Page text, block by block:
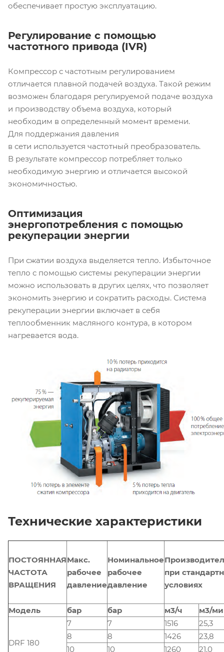
обеспечивает простую эксплуатацию.
Регулирование с помощью
частотного привода (IVR)
Компрессор с частотным регулированием
отличается плавной подачей воздуха. Такой режим
возможен благодаря регулируемой подаче воздуха
и производству объема воздуха, который
необходим в определенный момент времени.
Для поддержания давления
в сети используется частотный преобразователь.
В результате компрессор потребляет только
необходимую энергию и отличается высокой
экономичностью.
Оптимизация
энергопотребления с помощью
рекуперации энергии
При сжатии воздуха выделяется тепло. Избыточное
тепло с помощью системы рекуперации энергии
можно использовать в других целях, что позволяет
экономить энергию и сократить расходы. Система
рекуперации энергии включает в себя
теплообменник масляного контура, в котором
нагревается вода.
Технические характеристики
ПОСТОЯННАЯ
ЧАСТОТА
ВРАЩЕНИЯ
Макс.
рабочее
давление
Номинальное
рабочее
давление
при
условиях
Модель бар бар м3/ч м3/
DRF 180
7 7 1516
25,3
8
8 1426
23,8
10
10 1260 21,0